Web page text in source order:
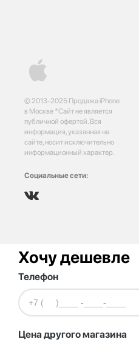
© 2013-2025 Продажа iPhone
в Москве *Сайт не является
публичной офертой. Вся
информация, указанная на
сайте, носит исключительно
информационный характер.
Социальные сети:
Хочу дешевле
Телефон
Цена другого магазина